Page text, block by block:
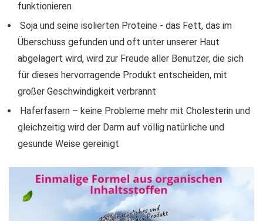
funktionieren
Soja und seine isolierten Proteine ​​- das Fett, das im
Überschuss gefunden und oft unter unserer Haut
abgelagert wird, wird zur Freude aller Benutzer, die sich
für dieses hervorragende Produkt entscheiden, mit
großer Geschwindigkeit verbrannt
Haferfasern – keine Probleme mehr mit Cholesterin und
gleichzeitig wird der Darm auf völlig natürliche und
gesunde Weise gereinigt